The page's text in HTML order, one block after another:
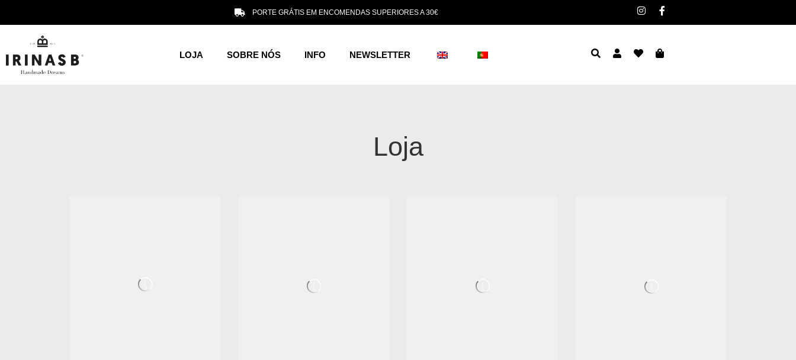
PORTE GRÁTIS EM ENCOMENDAS SUPERIORES A 30€
LOJA SOBRE NÓS INFO NEWSLETTER
Loja